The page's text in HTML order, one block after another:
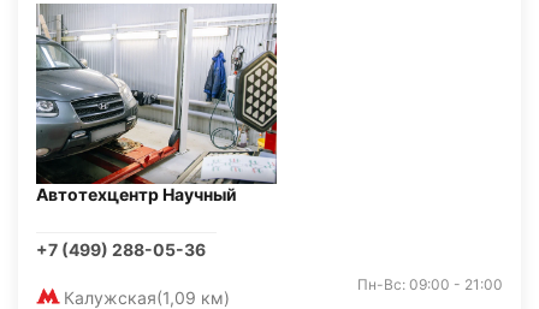
Автотехцентр Научный
+7 (499) 288-05-36
Калужская(1,09 км)
Пн-Вс: 09:00 - 21:00